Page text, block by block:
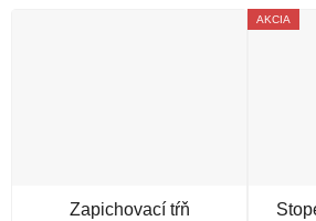
Zapichovací tŕň
AKCIA